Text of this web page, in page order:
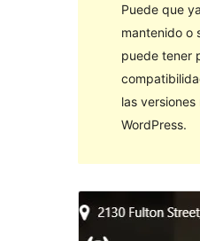
Puede que
mantenido o
puede tener
las
WordPress.